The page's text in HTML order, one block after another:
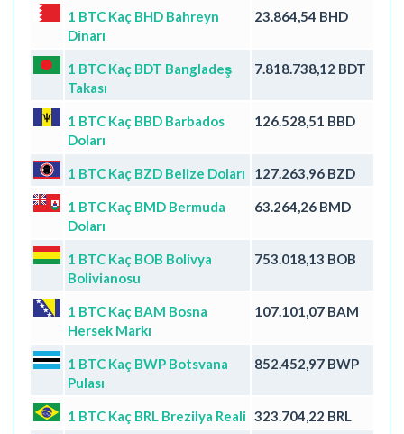
1 BTC Kaç BHD Bahreyn
Dinarı
23.864,54 BHD
1 BTC Kaç BDT Bangladeş
Takası
7.818.738,12 BDT
1 BTC Kaç BBD Barbados
Doları
126.528,51 BBD
1 BTC Kaç BZD Belize Doları 127.263,96 BZD
1 BTC Kaç BMD Bermuda
Doları
63.264,26 BMD
1 BTC Kaç BOB Bolivya
Bolivianosu
753.018,13 BOB
1 BTC Kaç BAM Bosna
Hersek Markı
107.101,07 BAM
1 BTC Kaç BWP Botsvana
Pulası
852.452,97 BWP
1 BTC Kaç BRL Brezilya Reali 323.704,22 BRL